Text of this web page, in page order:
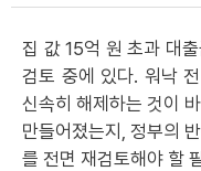
집 값 15억 원 초과 대
검토 중에 있다. 워낙
신속히 해제하는 것이
만들어졌는지, 정부의
를 전면 재검토해야 할